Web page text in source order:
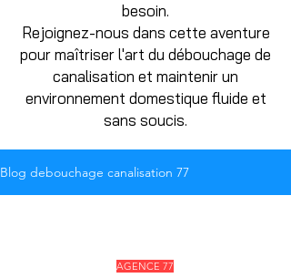
besoin.
Rejoignez-nous dans cette aventure
pour maîtriser l'art du débouchage de
canalisation et maintenir un
environnement domestique fluide et
sans soucis.
Blog debouchage canalisation 77
AGENCE 77